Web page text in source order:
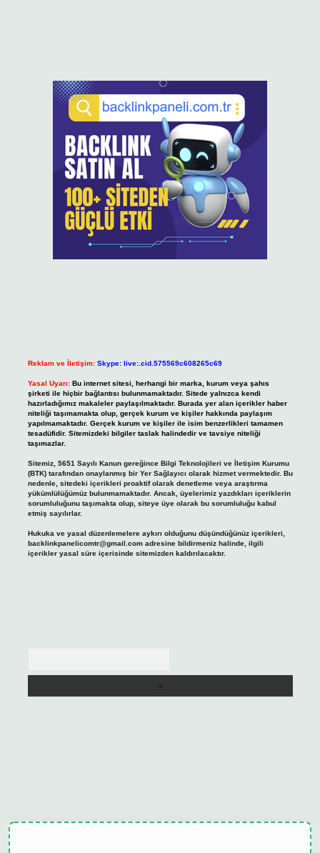
Reklam ve İletişim: Skype: live:.cid.575569c608265c69
Yasal Uyarı: Bu internet sitesi, herhangi bir marka, kurum veya şahıs
şirketi ile hiçbir bağlantısı bulunmamaktadır. Sitede yalnızca kendi
hazırladığımız makaleler paylaşılmaktadır. Burada yer alan içerikler haber
niteliği taşımamakta olup, gerçek kurum ve kişiler hakkında paylaşım
yapılmamaktadır. Gerçek kurum ve kişiler ile isim benzerlikleri tamamen
tesadüfidir. Sitemizdeki bilgiler taslak halindedir ve tavsiye niteliği
taşımazlar.
Sitemiz, 5651 Sayılı Kanun gereğince Bilgi Teknolojileri ve İletişim Kurumu
(BTK) tarafından onaylanmış bir Yer Sağlayıcı olarak hizmet vermektedir. Bu
nedenle, sitedeki içerikleri proaktif olarak denetleme veya araştırma
yükümlülüğümüz bulunmamaktadır. Ancak, üyelerimiz yazdıkları içeriklerin
sorumluluğunu taşımakta olup, siteye üye olarak bu sorumluluğu kabul
etmiş sayılırlar.
Hukuka ve yasal düzenlemelere aykırı olduğunu düşündüğünüz içerikleri,
backlinkpanelicomtr@gmail.comadresine bildirmeniz halinde, ilgili
içerikler yasal süre içerisinde sitemizden kaldırılacaktır.